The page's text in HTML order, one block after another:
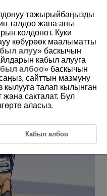
Jump and Triple
long jumpers and triple
тажырыйбаңызды
талдоо жана аны
колдонот. Куки
көбүрөөк маалыматты
алуу» баскычын
кабыл алууга
албоо» баскычын
сайттын мазмуну
талап кылынган
сакталат. Бул
аласыз.
Кабыл албоо